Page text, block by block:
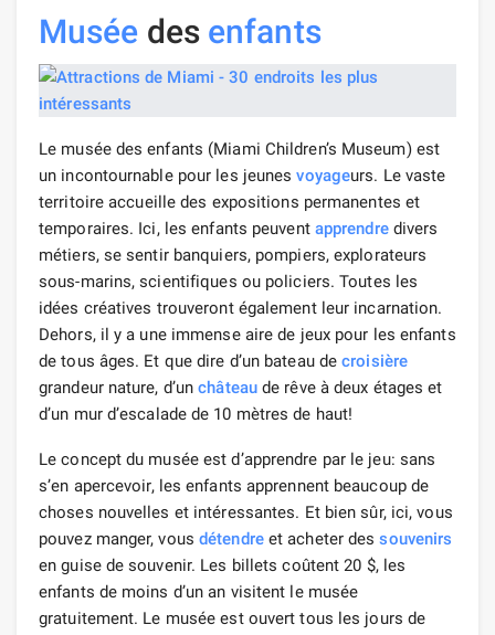
Musée des enfants
Le musée des enfants (Miami Children’s Museum) est
un incontournable pour les jeunesvoyageurs. Le vaste
territoire accueille des expositions permanentes et
temporaires. Ici, les enfants peuvent apprendredivers
métiers, se sentir banquiers, pompiers, explorateurs
sous-marins, scientifiques ou policiers. Toutes les
idées créatives trouveront également leur incarnation.
Dehors, il y a une immense aire de jeux pour les enfants
de tous âges. Et que dire d’un bateau decroisière
grandeur nature, d’unchâteaude rêve à deux étages et
d’un mur d’escalade de 10 mètres de haut!
Le concept du musée est d’apprendre par le jeu: sans
s’en apercevoir, les enfants apprennent beaucoup de
choses nouvelles et intéressantes. Et bien sûr, ici, vous
pouvez manger, vous détendreet acheter dessouvenirs
en guise de souvenir. Les billets coûtent 20 $, les
enfants de moins d’un an visitent le musée
gratuitement. Le musée est ouvert tous les jours de